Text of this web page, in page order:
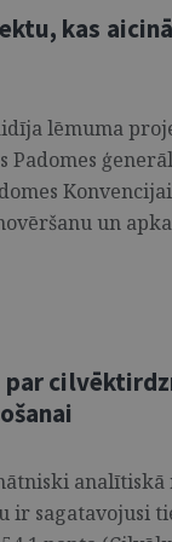
kas
lēmuma
un
sagatavojusi